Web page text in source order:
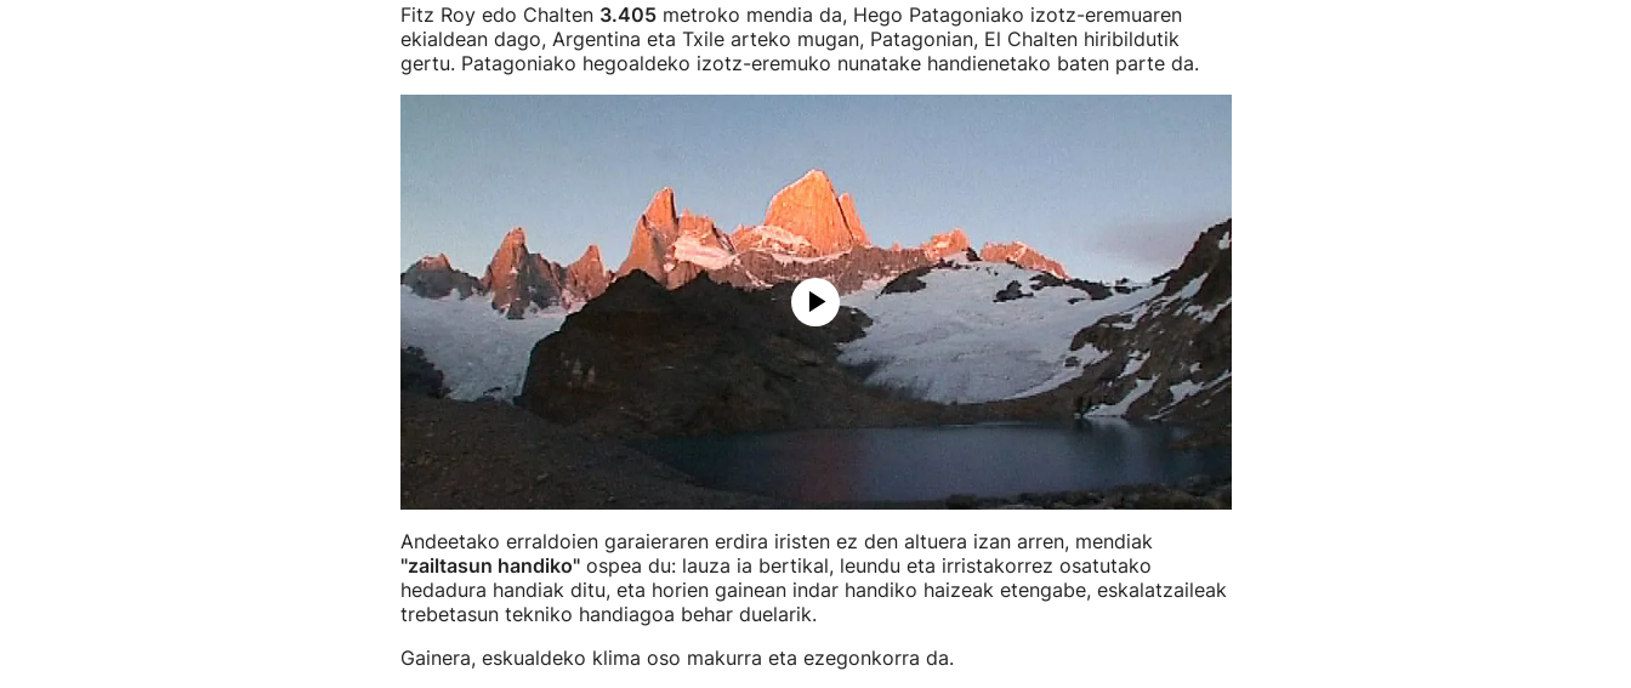
Fitz Roy edo Chalten 3.405metroko mendia da, Hego Patagoniako izotz-eremuaren
ekialdean dago, Argentina eta Txile arteko mugan, Patagonian, El Chalten hiribildutik
gertu. Patagoniako hegoaldeko izotz-eremuko nunatake handienetako baten parte da.
Andeetako erraldoien garaieraren erdira iristen ez den altuera izan arren, mendiak
"zailtasun handiko"ospea du: lauza ia bertikal, leundu eta irristakorrez osatutako
hedadura handiak ditu, eta horien gainean indar handiko haizeak etengabe, eskalatzaileak
trebetasun tekniko handiagoa behar duelarik.
Gainera, eskualdeko klima oso makurra eta ezegonkorra da.